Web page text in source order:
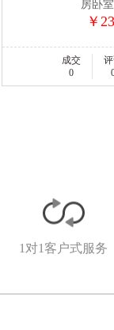
房卧
￥
成交
0
1对1客户式服务